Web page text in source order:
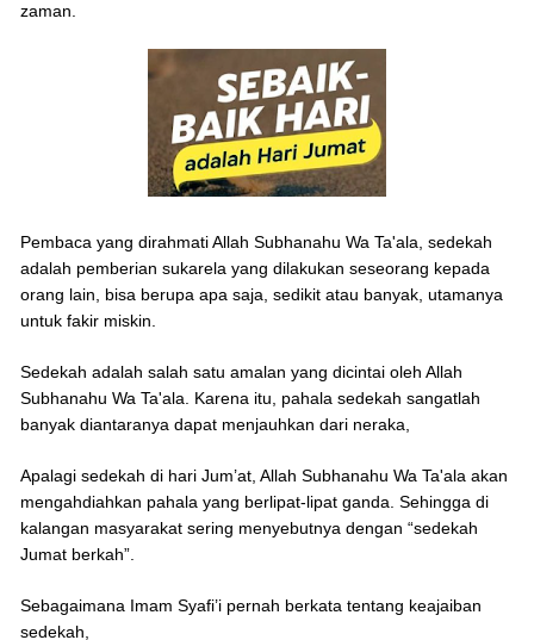
zaman.
Pembaca yang dirahmati Allah Subhanahu Wa Ta'ala, sedekah
adalah pemberian sukarela yang dilakukan seseorang kepada
orang lain, bisa berupa apa saja, sedikit atau banyak, utamanya
untuk fakir miskin.
Sedekah adalah salah satu amalan yang dicintai oleh Allah
Subhanahu Wa Ta'ala. Karena itu, pahala sedekah sangatlah
banyak diantaranya dapat menjauhkan dari neraka,
Apalagi sedekah di hari Jum’at, Allah Subhanahu Wa Ta'ala akan
mengahdiahkan pahala yang berlipat-lipat ganda. Sehingga di
kalangan masyarakat sering menyebutnya dengan “sedekah
Jumat berkah”.
Sebagaimana Imam Syafi’i pernah berkata tentang keajaiban
sedekah,